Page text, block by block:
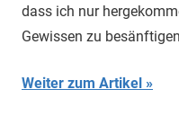
dass ich nur
Gewissen zu
Weiter zum Artikel